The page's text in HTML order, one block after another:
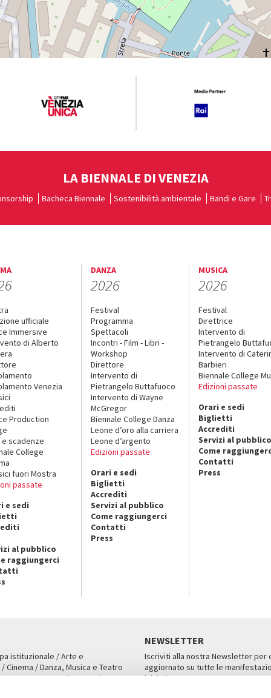
LA BIENNALE DI VENEZIA
Bacheca Biennale Sostenibilità ambientale Bandi e Gare
ufficiale
Immersive
di Alberto
Venezia
Production
e scadenze
College
fuori Mostra
passate
e sedi
al pubblico
raggiungerci
DANZA
2026
Festival
Programma
Spettacoli
Incontri - Film - Libri -
Workshop
Direttore
Intervento di
Pietrangelo Buttafuoco
Intervento di Wayne
McGregor
Biennale College Danza
Leone d’oro alla carriera
Leone d’argento
Edizioni passate
Orari e sedi
Biglietti
Accrediti
Servizi al pubblico
Come raggiungerci
Contatti
Press
MUSICA
2026
Festival
Direttrice
Intervento di
Pietrangelo
Intervento di
Barbieri
Biennale College
Edizioni passate
Orari e sedi
Biglietti
Accrediti
Servizi al pubblico
Come
Contatti
Press
istituzionale / Arte e
Cinema / Danza, Musica e Teatro
San Marco 1364/A, Venezia
NEWSLETTER
Iscriviti alla nostra Newsletter per
aggiornato su tutte le
iniziative.